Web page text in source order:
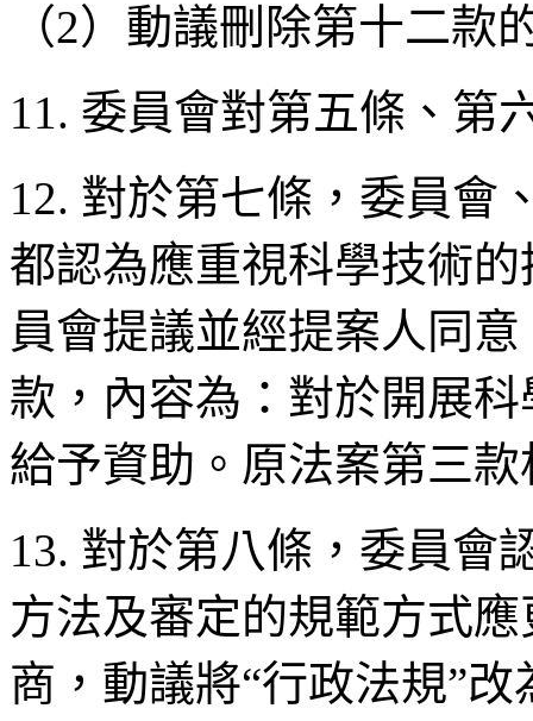
（2）動議刪除第十二款
11. 委員會對第五條、第
12. 對於第七條，委員會
都認為應重視科學技術
員會提議並經提案人同
款，內容為：對於開展
給予資助。原法案第三
13. 對於第八條，委員會
方法及審定的規範方式
商，動議將“行政法規”改